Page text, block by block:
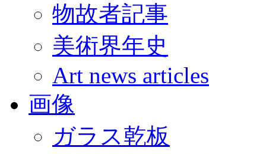
物故者記事
美術界年史
Art news articles
画像
ガラス乾板